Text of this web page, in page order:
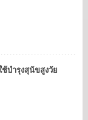
บำรุงสุนัขสูงวัย